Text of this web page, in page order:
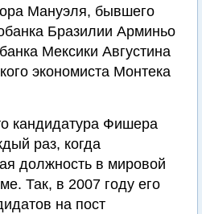
Мануэля, бывшего
Бразилии Арминьо
Мексики Августина
экономиста Монтека
кандидатура Фишера
раз, когда
должность в мировой
Так, в 2007 году его
на пост